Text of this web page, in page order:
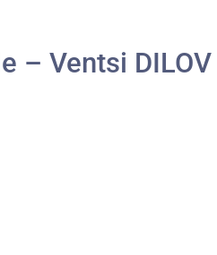
– Ventsi DILOV